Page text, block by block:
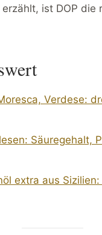
ist DOP die
Verdese:
Säuregehalt,
extra aus